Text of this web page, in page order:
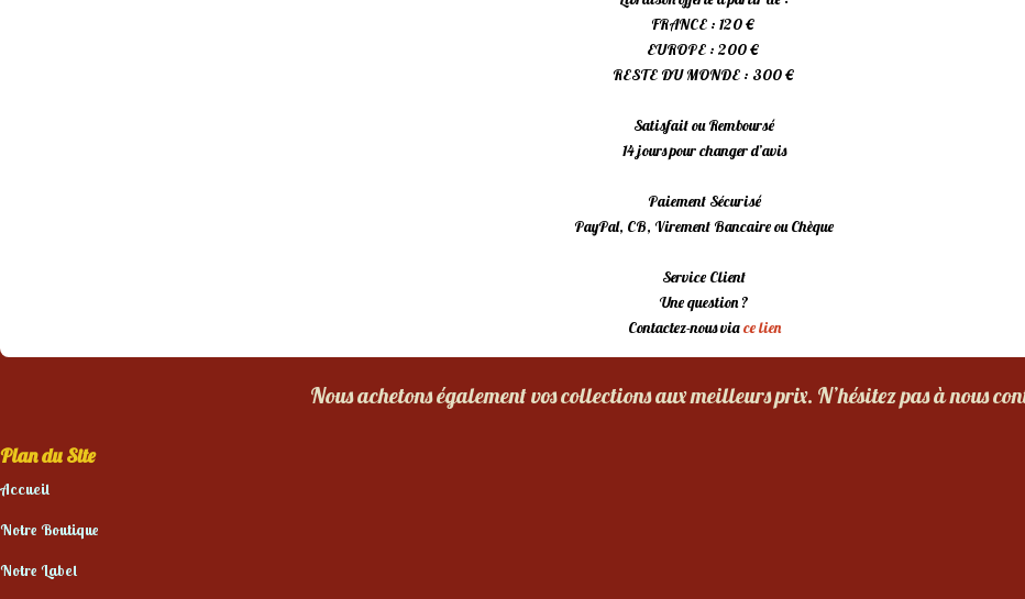
FRANCE : 120 €
EUROPE : 200 €
RESTE DU MONDE : 300 €
Satisfait ou Remboursé
14 jours pour changer d’avis
Paiement Sécurisé
PayPal, CB, Virement Bancaire ou Chèque
Service Client
Une question ?
Contactez-nous viace lien
Nous achetons également vos collections aux meilleurs prix. N’hésitez pas à nous
Plan du Site
Accueil
Notre Boutique
Notre Label